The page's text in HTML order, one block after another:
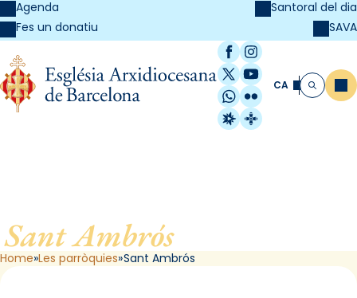
Agenda
Fes un donatiu
Santoral del dia
SAVA
Facebook
Instagram
X / Twitter
YouTube
WhatsApp
Flickr
Radio Estel
Catalunya
CA Cerca
Sant Ambrós, de Barcelona
Home Les parròquies Sant Ambrós